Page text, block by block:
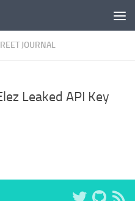
JOURNAL
Leaked API Key